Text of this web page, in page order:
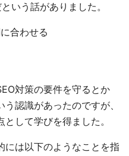
いう話がありました。
合わせる
対策の要件を守るとか
認識があったのですが、
して学びを得ました。
には以下のようなことを指